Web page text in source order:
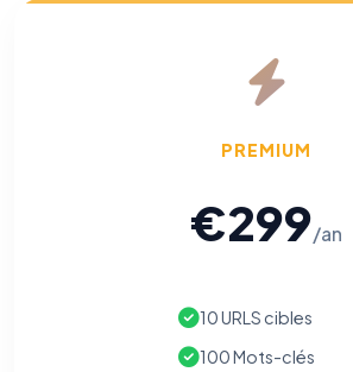
PREMIUM
€299/an
10 URLS cibles
100 Mots-clés